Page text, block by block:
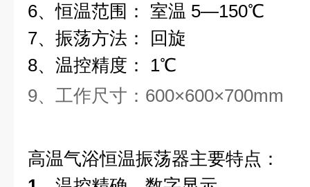
6、恒温范围： 室温 5—150℃
7、振荡方法： 回旋
8、温控精度： 1℃
9、工作尺寸：600×600×700mm
高温气浴恒温振荡器主要特点：